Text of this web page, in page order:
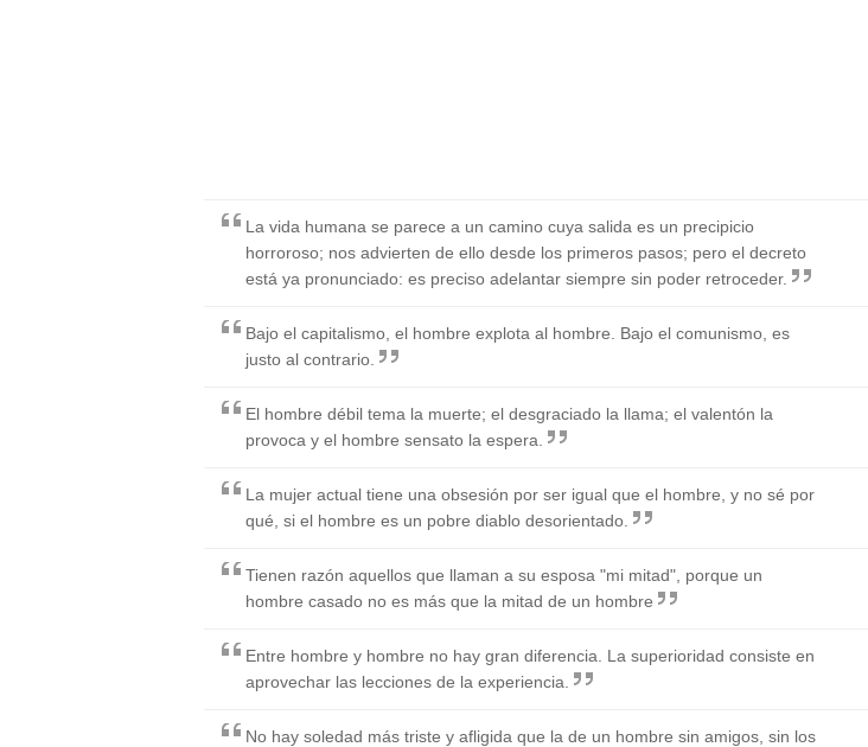
La vida humana se parece a un camino cuya salida es un precipicio
horroroso; nos advierten de ello desde los primeros pasos; pero el decreto
está ya pronunciado: es preciso adelantar siempre sin poder retroceder.
Bajo el capitalismo, el hombre explota al hombre. Bajo el comunismo, es
justo al contrario.
El hombre débil tema la muerte; el desgraciado la llama; el valentón la
provoca y el hombre sensato la espera.
La mujer actual tiene una obsesión por ser igual que el hombre, y no sé por
qué, si el hombre es un pobre diablo desorientado.
Tienen razón aquellos que llaman a su esposa "mi mitad", porque un
hombre casado no es más que la mitad de un hombre
Entre hombre y hombre no hay gran diferencia. La superioridad consiste en
aprovechar las lecciones de la experiencia.
No hay soledad más triste y afligida que la de un hombre sin amigos, sin los